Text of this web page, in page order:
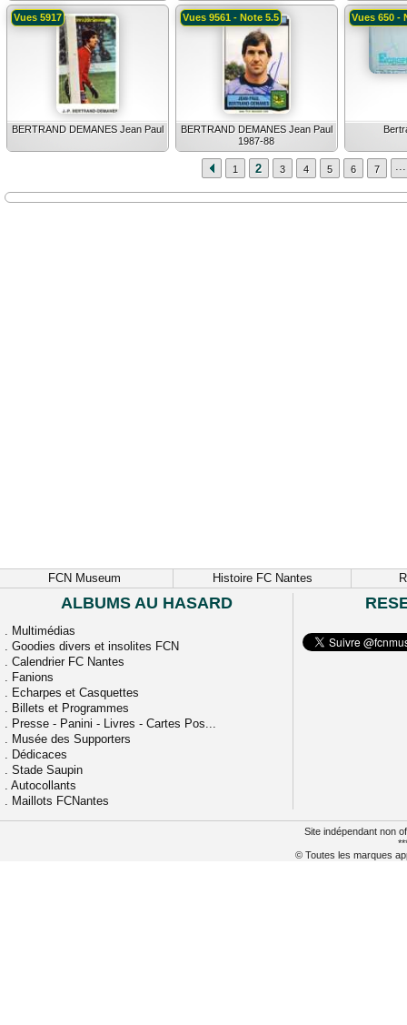
BERTRAND DEMANES Jean Paul
Vues 5917
BERTRAND DEMANES Jean Paul
1987-88
Vues 9561 - Note 5.5 Vues 650 -
1 2 3 4 5 6 7 ...
FCN Museum Histoire FC Nantes
ALBUMS AU HASARD
. Multimédias
. Goodies divers et insolites FCN
. Calendrier FC Nantes
. Fanions
. Echarpes et Casquettes
. Billets et Programmes
. Presse - Panini - Livres - Cartes Pos...
. Musée des Supporters
. Dédicaces
. Stade Saupin
. Autocollants
. Maillots FCNantes
Site indépendant non
© Toutes les marques